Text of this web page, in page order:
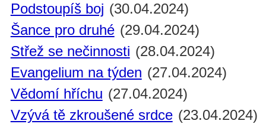
Podstoupíš boj (30.04.2024)
Šance pro druhé (29.04.2024)
Střež se nečinnosti (28.04.2024)
Evangelium na týden (27.04.2024)
Vědomí hříchu (27.04.2024)
Vzývá tě zkroušené srdce (23.04.2024)